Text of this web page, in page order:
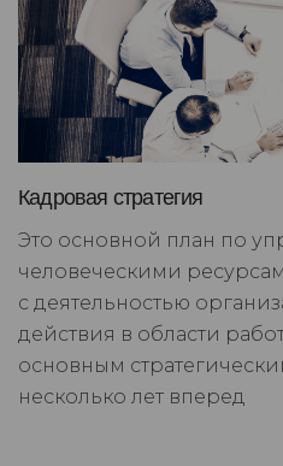
Кадровая стратегия
Это основной план по
человеческими
с деятельностью
действия в области
основным
несколько лет вперед